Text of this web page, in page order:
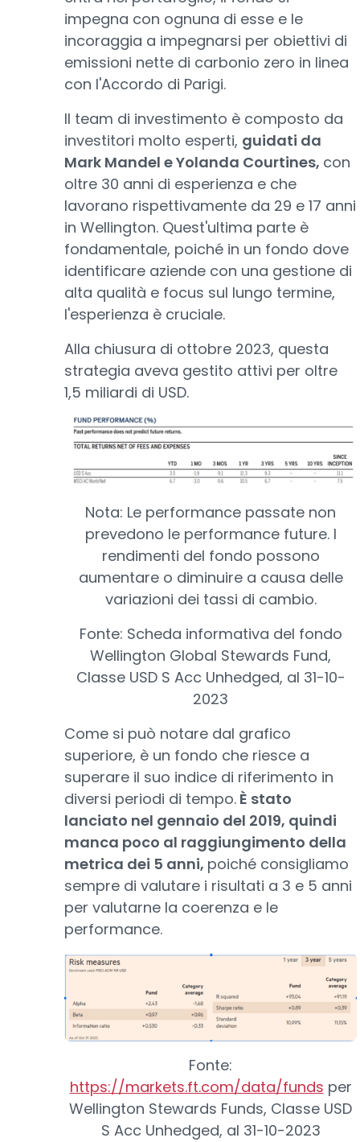
impegna con ognuna di esse e le
incoraggia a impegnarsi per obiettivi di
emissioni nette di carbonio zero in linea
con l'Accordo di Parigi.
Il team di investimento è composto da
investitori molto esperti, guidati da
Mark Mandel e Yolanda Courtines, con
oltre 30 anni di esperienza e che
lavorano rispettivamente da 29 e 17 anni
in Wellington. Quest'ultima parte è
fondamentale, poiché in un fondo dove
identificare aziende con una gestione di
alta qualità e focus sul lungo termine,
l'esperienza è cruciale.
Alla chiusura di ottobre 2023, questa
strategia aveva gestito attivi per oltre
1,5 miliardi di USD.
Nota: Le performance passate non
prevedono le performance future. I
rendimenti del fondo possono
aumentare o diminuire a causa delle
variazioni dei tassi di cambio.
Fonte: Scheda informativa del fondo
Wellington Global Stewards Fund,
Classe USD S Acc Unhedged, al 31-10-
2023
Come si può notare dal grafico
superiore, è un fondo che riesce a
superare il suo indice di riferimento in
diversi periodi di tempo. È stato
lanciato nel gennaio del 2019, quindi
manca poco al raggiungimento della
metrica dei 5 anni, poiché consigliamo
sempre di valutare i risultati a 3 e 5 anni
per valutarne la coerenza e le
performance.
Fonte:
https://markets.ft.com/data/funds per
Wellington Stewards Funds, Classe USD
S Acc Unhedged, al 31-10-2023